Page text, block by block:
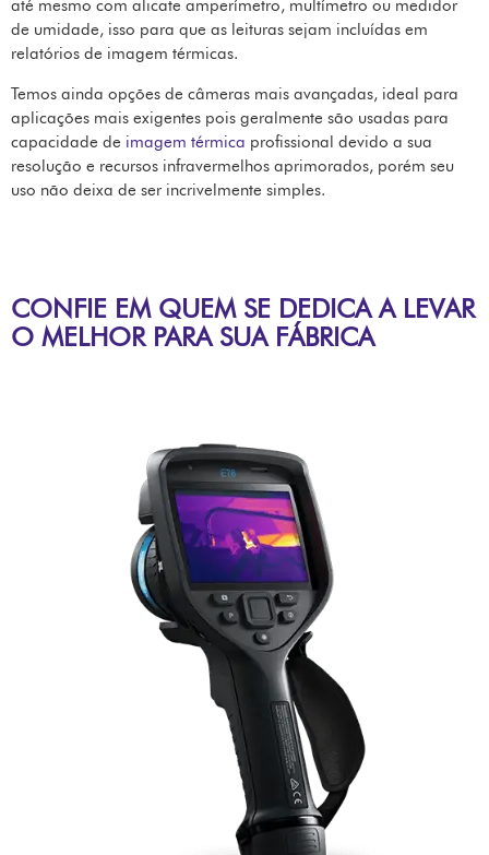
até mesmo com alicate amperímetro, multímetro ou medidor
de umidade, isso para que as leituras sejam incluídas em
relatórios de imagem térmicas.
Temos ainda opções de câmeras mais avançadas, ideal para
aplicações mais exigentes pois geralmente são usadas para
capacidade de imagem térmica profissional devido a sua
resolução e recursos infravermelhos aprimorados, porém seu
uso não deixa de ser incrivelmente simples.
CONFIE EM QUEM SE DEDICA A LEVAR
O MELHOR PARA SUA FÁBRICA